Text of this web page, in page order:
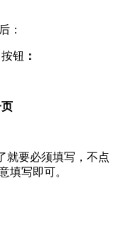
：
按钮 ：
就要必须填写，不点
填写即可。